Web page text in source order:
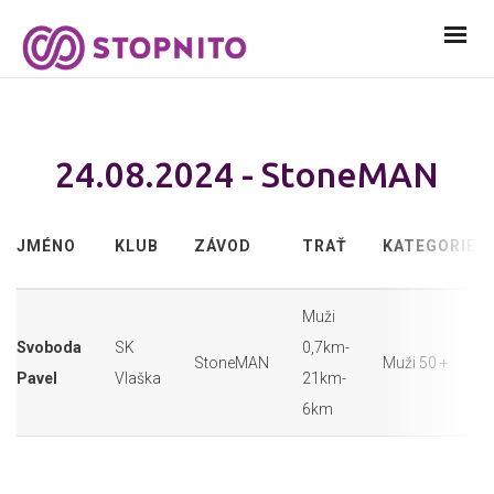
24.08.2024 - StoneMAN
JMÉNO KLUB ZÁVOD TRAŤ KATEGORIE
Svoboda
Pavel
SK
Vlaška
StoneMAN
Muži
0,7km-
21km-
6km
Muži 50 +